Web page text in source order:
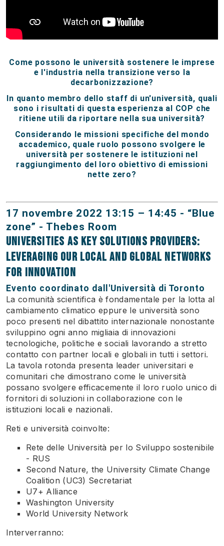
Come possono le università sostenere le imprese
e l'industria nella transizione verso la
decarbonizzazione?
In quanto membro dello staff di un'università, quali
sono i risultati di questa esperienza al COP che
ritiene utili da riportare nella sua università?
Considerando le missioni specifiche del mondo
accademico, quale ruolo possono svolgere le
università per sostenere le istituzioni nel
raggiungimento del loro obiettivo di emissioni
nette zero?
17 novembre 2022 13:15 – 14:45 - “Blue
zone” - Thebes Room
Universities as key solutions providers:
leveraging our local and global networks
for innovation
Evento coordinato dall'Università di Toronto
La comunità scientifica è fondamentale per la lotta al
cambiamento climatico eppure le università sono
poco presenti nel dibattito internazionale nonostante
sviluppino ogni anno migliaia di innovazioni
tecnologiche, politiche e sociali lavorando a stretto
contatto con partner locali e globali in tutti i settori.
La tavola rotonda presenta leader universitari e
comunitari che dimostrano come le università
possano svolgere efficacemente il loro ruolo unico di
fornitori di soluzioni in collaborazione con le
istituzioni locali e nazionali.
Reti e università coinvolte:
Rete delle Università per lo Sviluppo sostenibile
- RUS
Second Nature, the University Climate Change
Coalition (UC3) Secretariat
U7+ Alliance
Washington University
World University Network
Interverranno: